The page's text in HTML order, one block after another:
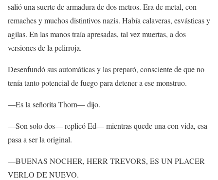
salió una suerte de armadura de dos metros. Era de metal, con
remaches y muchos distintivos nazis. Había calaveras, esvásticas y
agilas. En las manos traía apresadas, tal vez muertas, a dos
versiones de la pelirroja.
Desenfundó sus automáticas y las preparó, consciente de que no
tenía tanto potencial de fuego para detener a ese monstruo.
—Es la señorita Thorn— dijo.
—Son solo dos— replicó Ed— mientras quede una con vida, esa
pasa a ser la original.
—BUENAS NOCHER, HERR TREVORS, ES UN PLACER
VERLO DE NUEVO.